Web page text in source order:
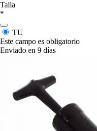
Talla
*
TU
Este campo es obligatorio
Enviado en 9 días